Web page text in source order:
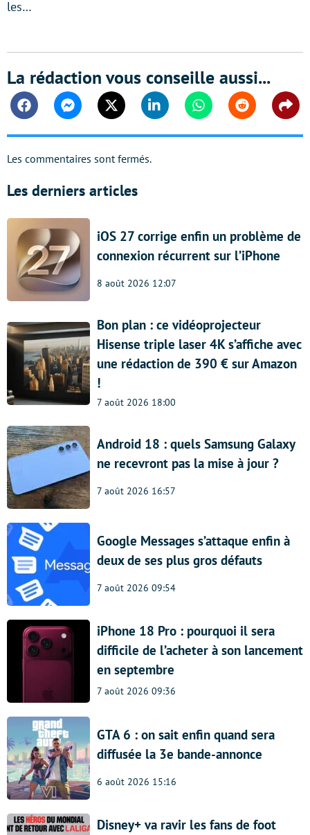
les…
La rédaction vous conseille aussi...
FacebookMessengerTwitter Linkedin WhatsappReddit
Les commentaires sont fermés.
Les derniers articles
iOS 27 corrige enfin un problème de
connexion récurrent sur l’iPhone
8 août 2026 12:07
Bon plan : ce vidéoprojecteur
Hisense triple laser 4K s’affiche avec
une rédaction de 390 € sur Amazon
!
7 août 2026 18:00
Android 18 : quels Samsung Galaxy
ne recevront pas la mise à jour ?
7 août 2026 16:57
Google Messages s’attaque enfin à
deux de ses plus gros défauts
7 août 2026 09:54
iPhone 18 Pro : pourquoi il sera
difficile de l’acheter à son lancement
en septembre
7 août 2026 09:36
GTA 6 : on sait enfin quand sera
diffusée la 3e bande-annonce
6 août 2026 15:16
Disney+ va ravir les fans de foot